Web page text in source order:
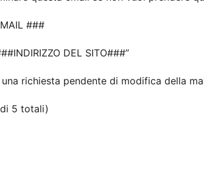
###
DEL SITO###”
richiesta pendente di modifica della
5 totali)